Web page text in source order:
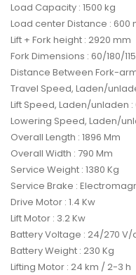
Load Capacity : 1500 kg
Load center Distance : 600
Lift + Fork height : 2920 mm
Fork Dimensions : 60/180/
Distance Between Fork-
Travel Speed, Laden/
Lift Speed, Laden/unladen :
Lowering Speed, Laden/
Overall Length : 1896 Mm
Overall Width : 790 Mm
Service Weight : 1380 Kg
Service Brake :
Drive Motor : 1.4 Kw
Lift Motor : 3.2 Kw
Battery Voltage : 24/270 V/
Battery Weight : 230 Kg
Lifting Motor : 24 km / 2-3 h